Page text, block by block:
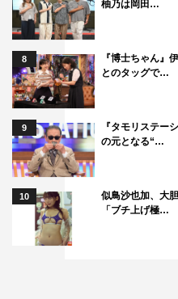
柚乃は岡田…
8
『博士ちゃん
とのタッグで…
9
『タモリステ
の元となる“…
10
似鳥沙也加、大
「ブチ上げ極…